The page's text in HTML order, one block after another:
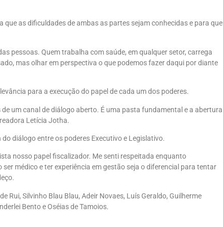
as dificuldades de ambas as partes sejam conhecidas e para que
pessoas. Quem trabalha com saúde, em qualquer setor, carrega
mas olhar em perspectiva o que podemos fazer daqui por diante
para a execução do papel de cada um dos poderes.
um canal de diálogo aberto. É uma pasta fundamental e a abertura
Letícia Jotha.
diálogo entre os poderes Executivo e Legislativo.
nosso papel fiscalizador. Me senti respeitada enquanto
médico e ter experiência em gestão seja o diferencial para tentar
Rui, Silvinho Blau Blau, Adeir Novaes, Luís Geraldo, Guilherme
Bento e Oséias de Tamoios.